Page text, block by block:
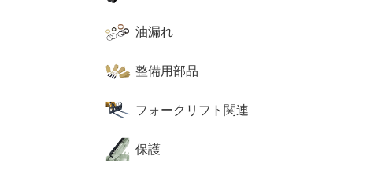
油漏れ
整備用部品
フォークリフト関連
保護